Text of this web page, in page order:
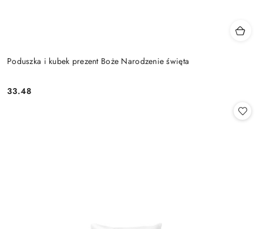
Poduszka i kubek prezent Boże Narodzenie święta
Cena:
33.48